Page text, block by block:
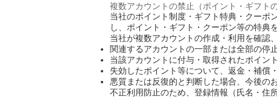
複数アカウントの禁止（ポイント・ギフト
当社のポイント制度・ギフト特典・クーポ
し、ポイント・ギフト・クーポン等の特典
当社が複数アカウントの作成・利用を確認
関連するアカウントの一部または全部の停
当該アカウントに付与・取得されたポイン
失効したポイント等について、返金・補償
悪質または反復的と判断した場合、今後の
不正利用防止のため、登録情報（氏名・住